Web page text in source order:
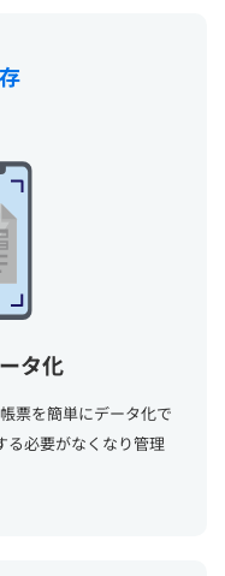
タ化
票を簡単にデータ化で
る必要がなくなり管理